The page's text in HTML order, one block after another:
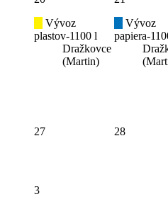
Vývoz
plastov-1100 l
Dražkovce
(Martin)
Vývoz
papiera-
27 28
3